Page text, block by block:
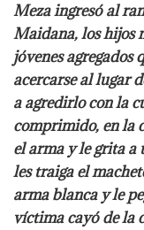
Meza ingresó al
Maidana, los hijos
jóvenes agregados
acercarse al lugar
a agredirlo con la
comprimido, en la
el arma y le grita a
les traiga el
arma blanca y le
víctima cayó de la